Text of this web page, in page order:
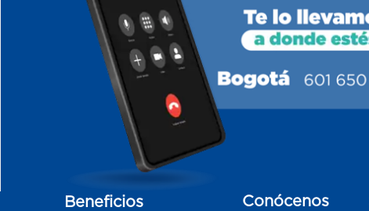
Beneficios Conócenos